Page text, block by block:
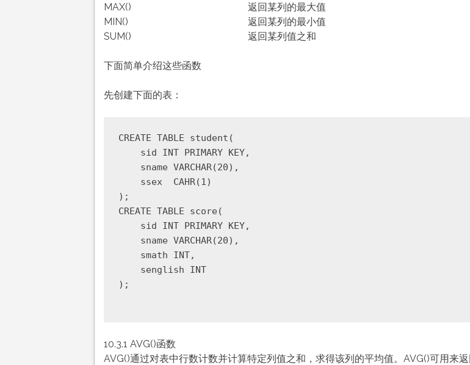
MAX()
返回某列的最大值
MIN()
返回某列的最小值
SUM()
返回某列值之和
下面简单介绍这些函数
先创建下面的表：
CREATE TABLE student(
    sid INT PRIMARY KEY,
    sname VARCHAR(20),
    ssex  CAHR(1)
);
CREATE TABLE score(
    sid INT PRIMARY KEY,
    sname VARCHAR(20),
    smath INT,
    senglish INT
);
10.3.1 AVG()函数
AVG()通过对表中行数计数并计算特定列值之和，求得该列的平均值。AVG()可用来